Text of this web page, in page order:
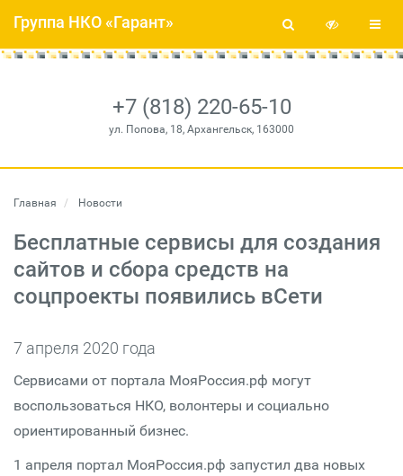
+7 (818) 220-65-10
ул. Попова, 18, Архангельск, 163000
Группа НКО «Гарант»
Главная Новости
Бесплатные сервисы для создания
сайтов и сбора средств на
соцпроекты появились вСети
7 апреля 2020 года
Сервисами от портала МояРоссия.рф могут
воспользоваться НКО, волонтеры и социально
ориентированный бизнес.
1 апреля портал МояРоссия.рф запустил два новых